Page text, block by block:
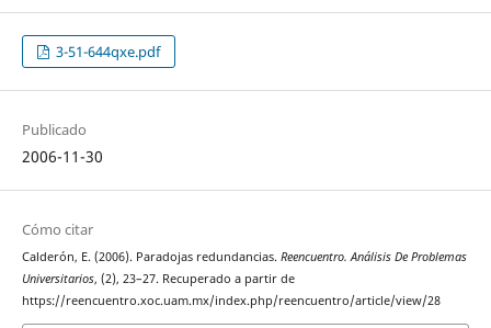
3-51-644qxe.pdf
Publicado
2006-11-30
Cómo citar
Calderón, E. (2006). Paradojas redundancias. Reencuentro. Análisis De Problemas
Universitarios, (2), 23–27. Recuperado a partir de
https://reencuentro.xoc.uam.mx/index.php/reencuentro/article/view/28